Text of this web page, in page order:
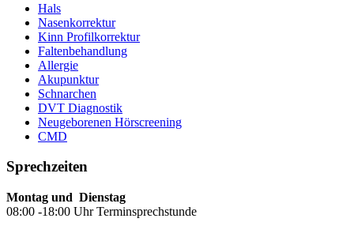
Hals
Nasenkorrektur
Kinn Profilkorrektur
Faltenbehandlung
Allergie
Akupunktur
Schnarchen
DVT Diagnostik
Neugeborenen Hörscreening
CMD
Sprechzeiten
Montag und Dienstag
08:00 -18:00 Uhr Terminsprechstunde